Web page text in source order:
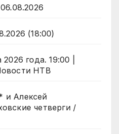
(18:00)
года. 19:00 |
НТВ
и Алексей
четверги /